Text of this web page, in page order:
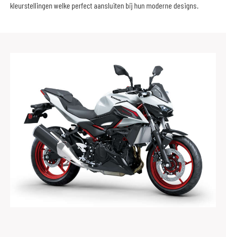
kleurstellingen welke perfect aansluiten bij hun moderne designs.